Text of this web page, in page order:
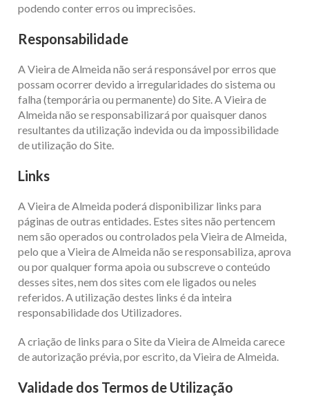
podendo conter erros ou imprecisões.
Responsabilidade
A Vieira de Almeida não será responsável por erros que
possam ocorrer devido a irregularidades do sistema ou
falha (temporária ou permanente) do Site. A Vieira de
Almeida não se responsabilizará por quaisquer danos
resultantes da utilização indevida ou da impossibilidade
de utilização do Site.
Links
A Vieira de Almeida poderá disponibilizar links para
páginas de outras entidades. Estes sites não pertencem
nem são operados ou controlados pela Vieira de Almeida,
pelo que a Vieira de Almeida não se responsabiliza, aprova
ou por qualquer forma apoia ou subscreve o conteúdo
desses sites, nem dos sites com ele ligados ou neles
referidos. A utilização destes links é da inteira
responsabilidade dos Utilizadores.
A criação de links para o Site da Vieira de Almeida carece
de autorização prévia, por escrito, da Vieira de Almeida.
Validade dos Termos de Utilização